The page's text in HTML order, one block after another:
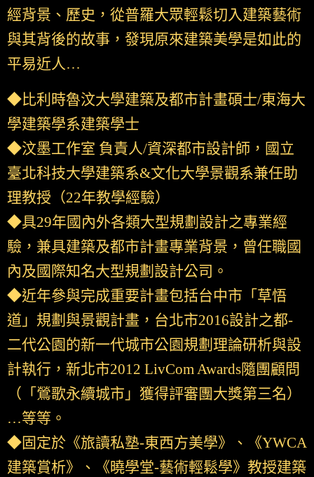
經背景、歷史，從普羅大眾輕鬆切入建築藝術
與其背後的故事，發現原來建築美學是如此的
平易近人…
◆比利時魯汶大學建築及都市計畫碩士/東海大
學建築學系建築學士
◆汶墨工作室 負責人/資深都市設計師，國立
臺北科技大學建築系&文化大學景觀系兼任助
理教授（22年教學經驗）
◆具29年國內外各類大型規劃設計之專業經
驗，兼具建築及都市計畫專業背景，曾任職國
內及國際知名大型規劃設計公司。
◆近年參與完成重要計畫包括台中市「草悟
道」規劃與景觀計畫，台北市2016設計之都-
二代公園的新一代城市公園規劃理論研析與設
計執行，新北市2012 LivCom Awards隨團顧問
（「鶯歌永續城市」獲得評審團大獎第三名）
…等等。
◆固定於《旅讀私塾-東西方美學》、《YWCA
建築賞析》、《曉學堂-藝術輕鬆學》教授建築